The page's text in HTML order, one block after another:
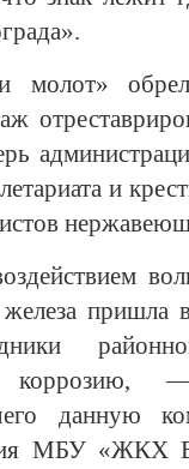
молот»
и
коррозию,
данную
МБУ «ЖКХ
Свидетельство